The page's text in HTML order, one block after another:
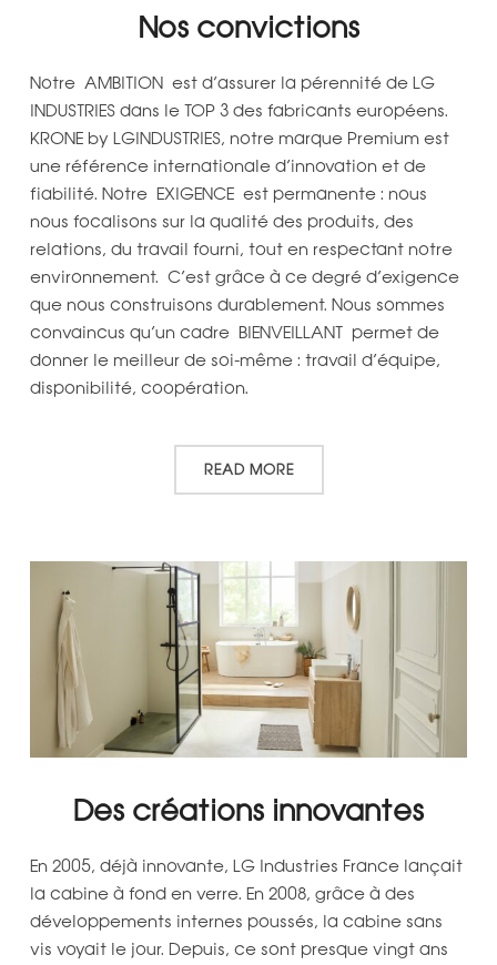
Nos convictions
Notre AMBITION est d’assurer la pérennité de LG
INDUSTRIES dans le TOP 3 des fabricants européens.
KRONE by LGINDUSTRIES, notre marque Premium est
une référence internationale d’innovation et de
fiabilité. Notre EXIGENCE est permanente : nous
nous focalisons sur la qualité des produits, des
relations, du travail fourni, tout en respectant notre
environnement. C’est grâce à ce degré d’exigence
que nous construisons durablement. Nous sommes
convaincus qu’un cadre BIENVEILLANT permet de
donner le meilleur de soi-même : travail d’équipe,
disponibilité, coopération.
READ MORE
Des créations innovantes
En 2005, déjà innovante, LG Industries France lançait
la cabine à fond en verre. En 2008, grâce à des
développements internes poussés, la cabine sans
vis voyait le jour. Depuis, ce sont presque vingt ans